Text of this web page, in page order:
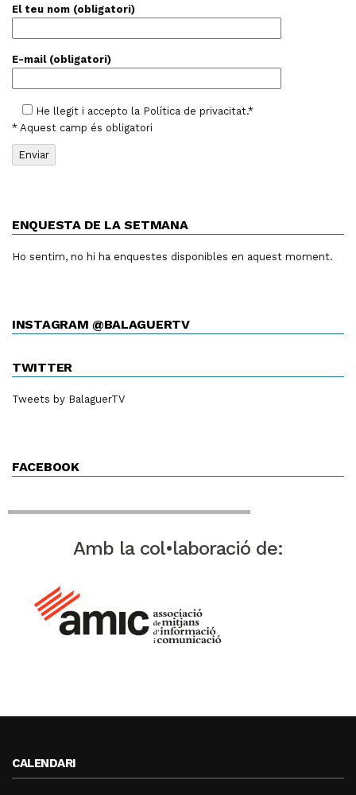
El teu nom (obligatori)
E-mail (obligatori)
He llegit i accepto la Política de privacitat.*
* Aquest camp és obligatori
ENQUESTA DE LA SETMANA
Ho sentim, no hi ha enquestes disponibles en aquest moment.
INSTAGRAM @BALAGUERTV
TWITTER
Tweets by BalaguerTV
FACEBOOK
Amb la col•laboració de:
CALENDARI